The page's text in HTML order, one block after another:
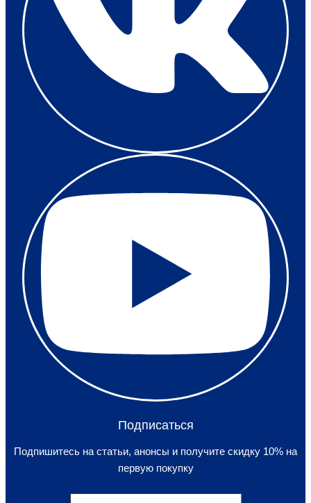
Подписаться
Подпишитесь на статьи, анонсы и получите скидку 10% на
первую покупку